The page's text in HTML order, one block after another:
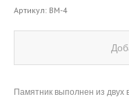
Артикул: ВМ-4
Памятник выполнен из двух